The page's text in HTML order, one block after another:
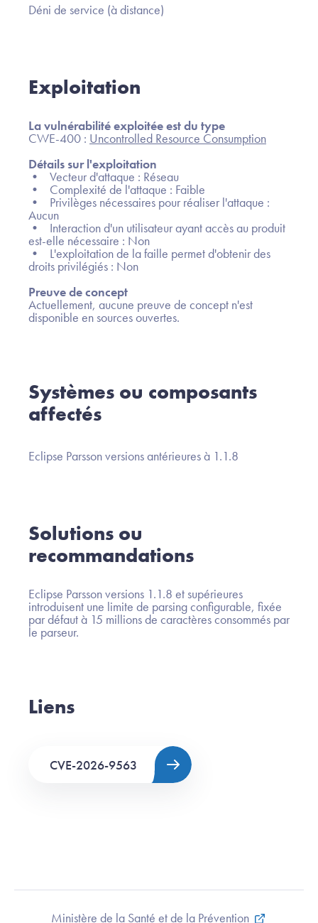
Déni de service (à distance)
Exploitation
La vulnérabilité exploitée est du type
CWE-400 : Uncontrolled Resource Consumption
Détails sur l'exploitation
• Vecteur d'attaque : Réseau
• Complexité de l'attaque : Faible
• Privilèges nécessaires pour réaliser l'attaque :
Aucun
• Interaction d'un utilisateur ayant accès au produit
est-elle nécessaire : Non
• L'exploitation de la faille permet d'obtenir des
droits privilégiés : Non
Preuve de concept
Actuellement, aucune preuve de concept n'est
disponible en sources ouvertes.
Systèmes ou composants
affectés
Eclipse Parsson versions antérieures à 1.1.8
Solutions ou
recommandations
Eclipse Parsson versions 1.1.8 et supérieures
introduisent une limite de parsing configurable, fixée
par défaut à 15 millions de caractères consommés par
le parseur.
Liens
CVE-2026-9563
Ministère de la Santé et de la Prévention